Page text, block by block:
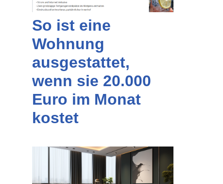
So ist eine
Wohnung
ausgestattet,
wenn sie 20.000
Euro im Monat
kostet